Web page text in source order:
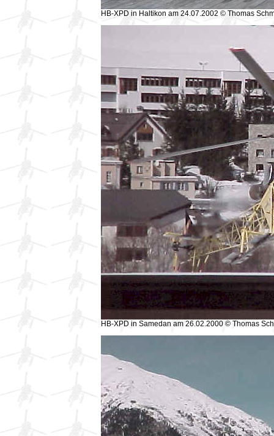
HB-XPD in Haltikon am 24.07.2002 © Thomas
HB-XPD in Samedan am 26.02.2000 © Thomas